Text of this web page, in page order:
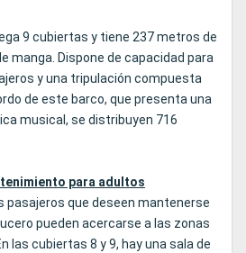
9 cubiertas y tiene 237 metros de
manga. Dispone de capacidad para
y una tripulación compuesta
de este barco, que presenta una
musical, se distribuyen 716
para adultos
pasajeros que deseen mantenerse
pueden acercarse a las zonas
las cubiertas 8 y 9, hay una sala de